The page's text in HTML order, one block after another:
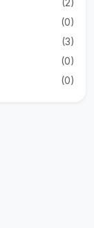
(0)
(3)
(0)
(0)